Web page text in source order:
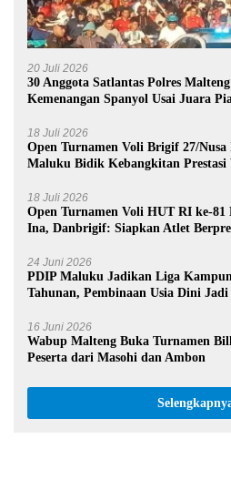
20 Juli 2026
30 Anggota Satlantas Polres
Kemenangan Spanyol Usai Juara
18 Juli 2026
Open Turnamen Voli Brigif 27/
Maluku Bidik Kebangkitan Prestasi
18 Juli 2026
Open Turnamen Voli HUT RI ke-
Ina, Danbrigif: Siapkan Atlet
24 Juni 2026
PDIP Maluku Jadikan Liga
Tahunan, Pembinaan Usia Dini Jadi
16 Juni 2026
Wabup Malteng Buka Turnamen
Peserta dari Masohi dan Ambon